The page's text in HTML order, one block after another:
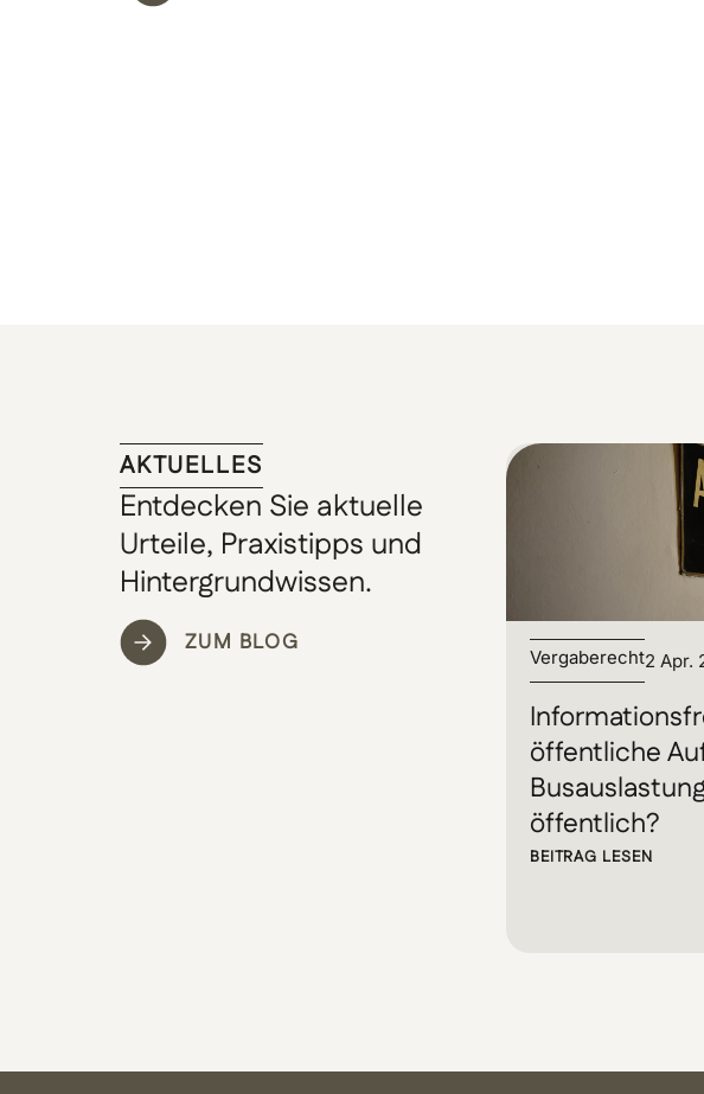
AKTUELLES
Entdecken Sie aktuelle
Urteile, Praxistipps und
Hintergrundwissen.
ZUM BLOG
Vergaberecht2 Apr.
öffentliche
öffentlich?
BEITRAG LESEN